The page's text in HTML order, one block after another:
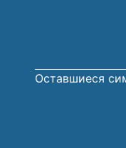
Оставшиеся